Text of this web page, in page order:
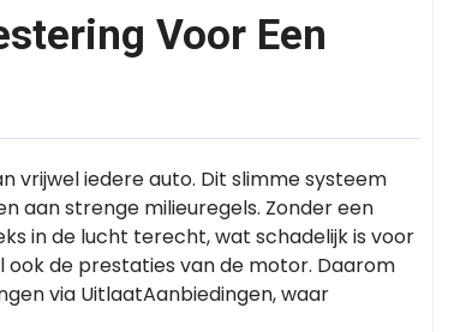
Voor Een
vrijwel iedere auto. Dit slimme systeem
aan strenge milieuregels. Zonder een
in de lucht terecht, wat schadelijk is voor
de prestaties van de motor. Daarom
via UitlaatAanbiedingen, waar